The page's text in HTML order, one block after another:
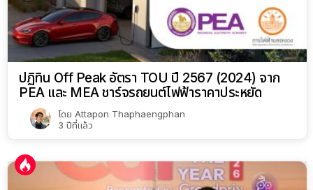
ปฏิทิน Off Peak อัตรา TOU ปี 2567 (2024) จาก
PEA และ MEA ชาร์จรถยนต์ไฟฟ้าราคาประหยัด
โดย Attapon Thaphaengphan
3 ปีที่แล้ว